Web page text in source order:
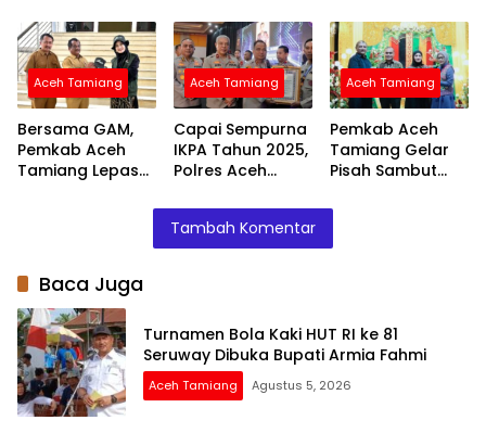
Fahmi
Normalisasi
Sungai Tamiang,
Cegah Banjir
Terjadi Lagi
Polantas Aceh
Untuk
Masyarakat
Aceh Tamiang
Bersama GAM,
Pemkab Aceh
Tamiang Lepas
Aceh Tamiang
Capai Sempurna
IKPA Tahun 2025,
Polres Aceh
Penghargaan
dari Kapolri
Aceh Tamiang
Pemkab Aceh
Tamiang Gelar
Pisah Sambut
Armia: Mari
Pembangunan
Tambah Komentar
Baca Juga
Turnamen Bola Kaki HUT RI ke 81
Seruway Dibuka Bupati Armia Fahmi
Aceh Tamiang Agustus 5, 2026